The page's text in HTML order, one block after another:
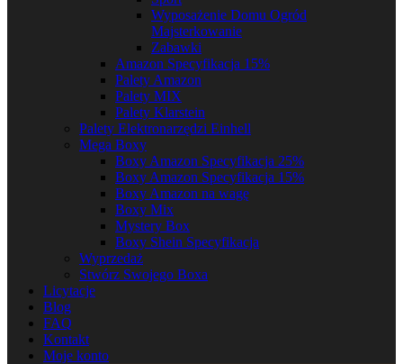
Wyposażenie Domu Ogród
Majsterkowanie
Zabawki
Amazon Specyfikacja 15%
Palety Amazon
Palety MIX
Palety Klarstein
Palety Elektronarzędzi Einhell
Mega Boxy
Boxy Amazon Specyfikacja 25%
Boxy Amazon Specyfikacja 15%
Boxy Amazon na wagę
Boxy Mix
Mystery Box
Boxy Shein Specyfikacja
Wyprzedaż
Stwórz Swojego Boxa
Licytacje
Blog
FAQ
Kontakt
Moje konto